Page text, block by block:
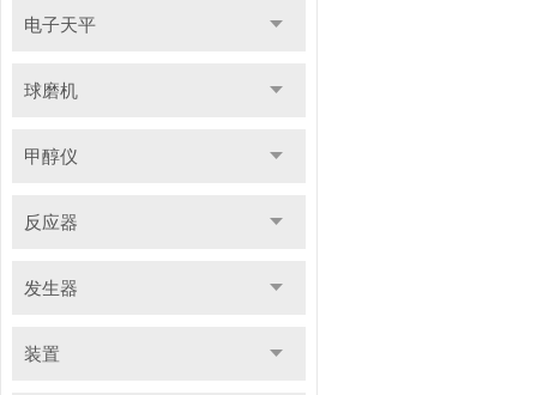
电子天平
球磨机
甲醇仪
反应器
发生器
装置